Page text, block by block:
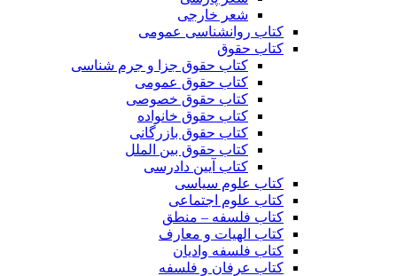
شعر خارجی
کتاب روانشناسی عمومی
کتاب حقوق
کتاب حقوق جزا و جرم شناسی
کتاب حقوق عمومی
کتاب حقوق خصوصی
کتاب حقوق خانواده
کتاب حقوق بازرگانی
کتاب حقوق بین الملل
کتاب آیین دادرسی
کتاب علوم سیاسی
کتاب علوم اجتماعی
کتاب فلسفه – منطق
کتاب الهیات و معارف
کتاب فلسفه وادیان
کتاب عرفان و فلسفه